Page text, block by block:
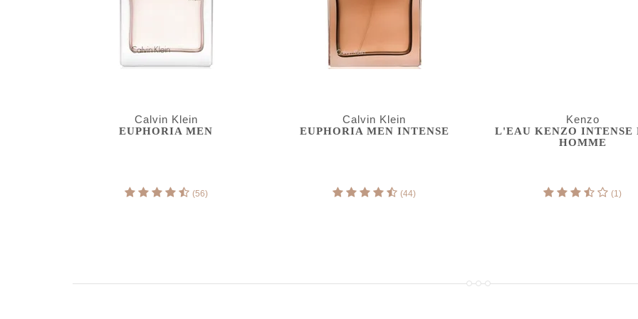
Calvin Klein
EUPHORIA MEN
(56)
Calvin Klein
EUPHORIA MEN INTENSE
(44)
Kenzo
L'EAU KENZO INTENSE
HOMME
(1)